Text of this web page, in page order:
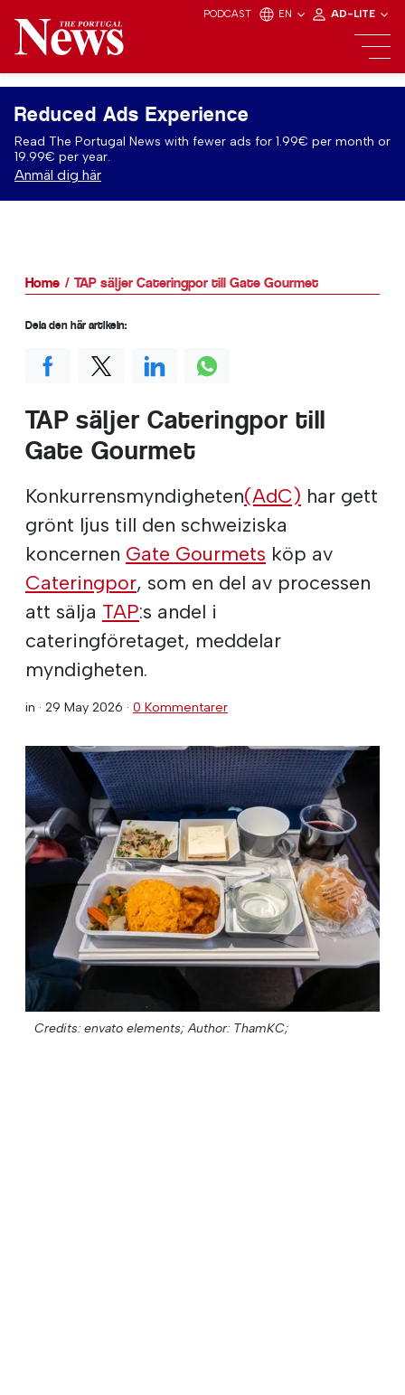
PODCAST EN AD-LITE
Reduced Ads Experience
Read The Portugal News with fewer ads for 1.99€ per month or
19.99€ per year.
Anmäl dig här
Home TAP säljer Cateringpor till Gate Gourmet
TAP säljer Cateringpor till
Gate Gourmet
Konkurrensmyndigheten(AdC) har gett
grönt ljus till den schweiziska
koncernen Gate Gourmets köp av
Cateringpor, som en del av processen
att sälja TAP:s andel i
cateringföretaget, meddelar
myndigheten.
in · 29 May 2026 · 0 Kommentarer
Credits: envato elements; Author: ThamKC;
Dela den här artikeln: